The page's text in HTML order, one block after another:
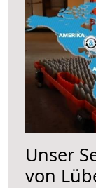
Unser
von